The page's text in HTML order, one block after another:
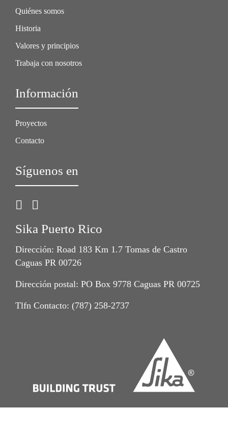
Quiénes somos
Historia
Valores y principios
Trabaja con nosotros
Información
Proyectos
Contacto
Síguenos en
Sika Puerto Rico
Dirección: Road 183 Km 1.7 Tomas de Castro
Caguas PR 00726
Dirección postal: PO Box 9778 Caguas PR 00725
Tlfn Contacto: (787) 258-2737